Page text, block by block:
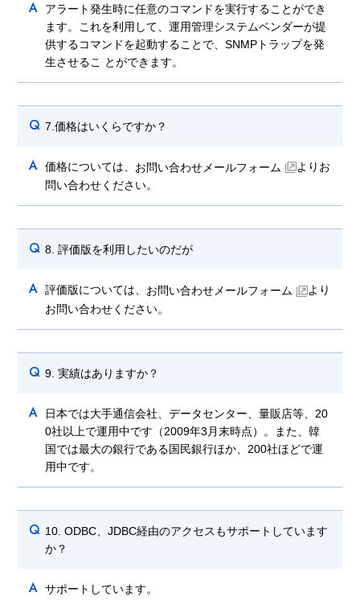
A
アラート発生時に任意のコマンドを実行することができ
ます。これを利用して、運用管理システムベンダーが提
供するコマンドを起動することで、SNMPトラップを発
生させるこ とができます。
Q 7.価格はいくらですか？
A 価格については、 お問い合わせメールフォーム
よりお
問い合わせください。
Q 8. 評価版を利用したいのだが
A 評価版については、 お問い合わせメールフォーム
より
お問い合わせください。
Q 9. 実績はありますか？
A
日本では大手通信会社、データセンター、量販店等、20
0社以上で運用中です（2009年3月末時点）。また、韓
国では最大の銀行である国民銀行ほか、200社ほどで運
用中です。
Q 10. ODBC、JDBC経由のアクセスもサポートしています
か？
A サポートしています。